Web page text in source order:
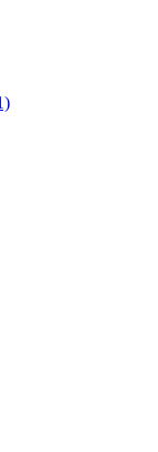
i zahtjeva po